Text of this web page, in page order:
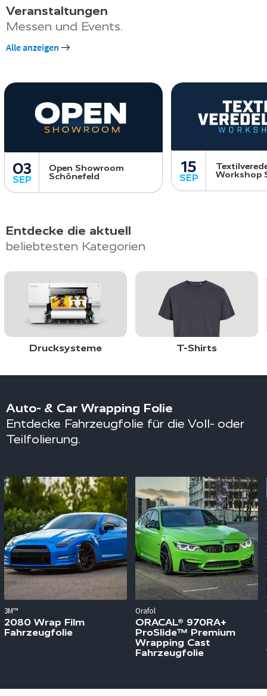
Veranstaltungen
Messen und Events.
Alle anzeigen
03
SEP
Open Showroom
Schönefeld
15
SEP
Workshop
Entdecke die aktuell
beliebtesten Kategorien
Drucksysteme T-Shirts
Auto- & Car Wrapping Folie
Entdecke Fahrzeugfolie für die Voll- oder
Teilfolierung.
3M™
2080 Wrap Film
Fahrzeugfolie
Orafol
ORACAL® 970RA+
ProSlide™ Premium
Wrapping Cast
Fahrzeugfolie